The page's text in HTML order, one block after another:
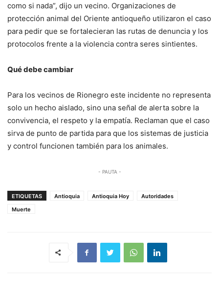
como si nada”, dijo un vecino. Organizaciones de
protección animal del Oriente antioqueño utilizaron el caso
para pedir que se fortalecieran las rutas de denuncia y los
protocolos frente a la violencia contra seres sintientes.
Qué debe cambiar
Para los vecinos de Rionegro este incidente no representa
solo un hecho aislado, sino una señal de alerta sobre la
convivencia, el respeto y la empatía. Reclaman que el caso
sirva de punto de partida para que los sistemas de justicia
y control funcionen también para los animales.
- PAUTA -
ETIQUETAS Antioquia Antioquia Hoy
Autoridades
Muerte